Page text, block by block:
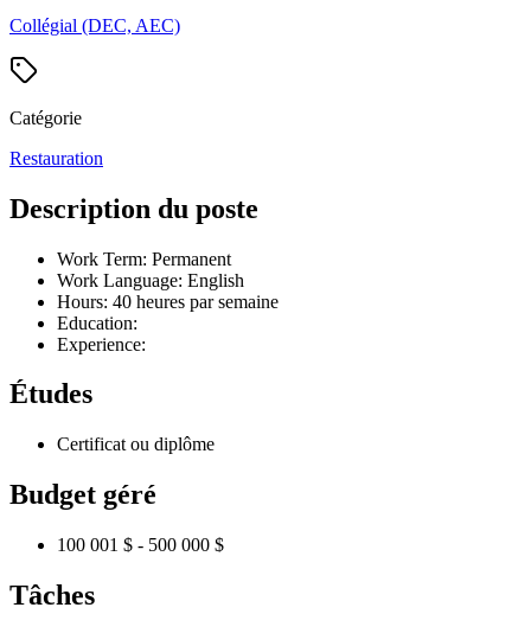
Collégial (DEC, AEC)
Catégorie
Restauration
Description du poste
Work Term: Permanent
Work Language: English
Hours: 40 heures par semaine
Education:
Experience:
Études
Certificat ou diplôme
Budget géré
100 001 $ - 500 000 $
Tâches